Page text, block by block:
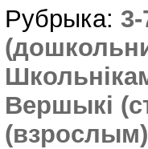
Рубрыка:
Вершыкі
(взрослым)